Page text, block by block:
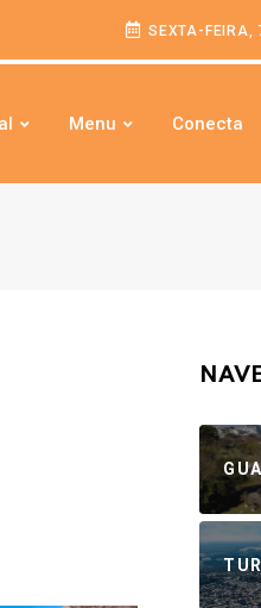
SEXTA-FEIRA,
Menu Conecta